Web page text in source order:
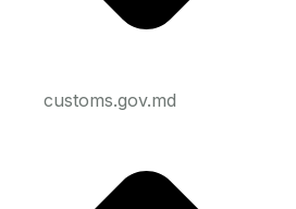
customs.gov.md